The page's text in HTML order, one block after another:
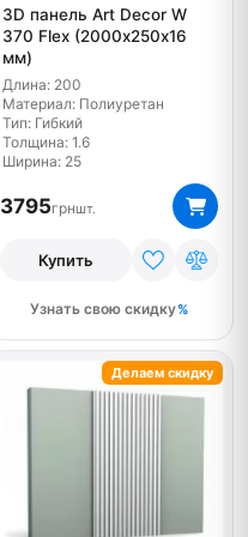
3D панель Art Decor W
370 Flex (2000х250х16
мм)
Длина: 200
Материал: Полиуретан
Тип: Гибкий
Толщина: 1.6
Ширина: 25
3795грншт.
Купить
Узнать свою скидку
Делаем скидку